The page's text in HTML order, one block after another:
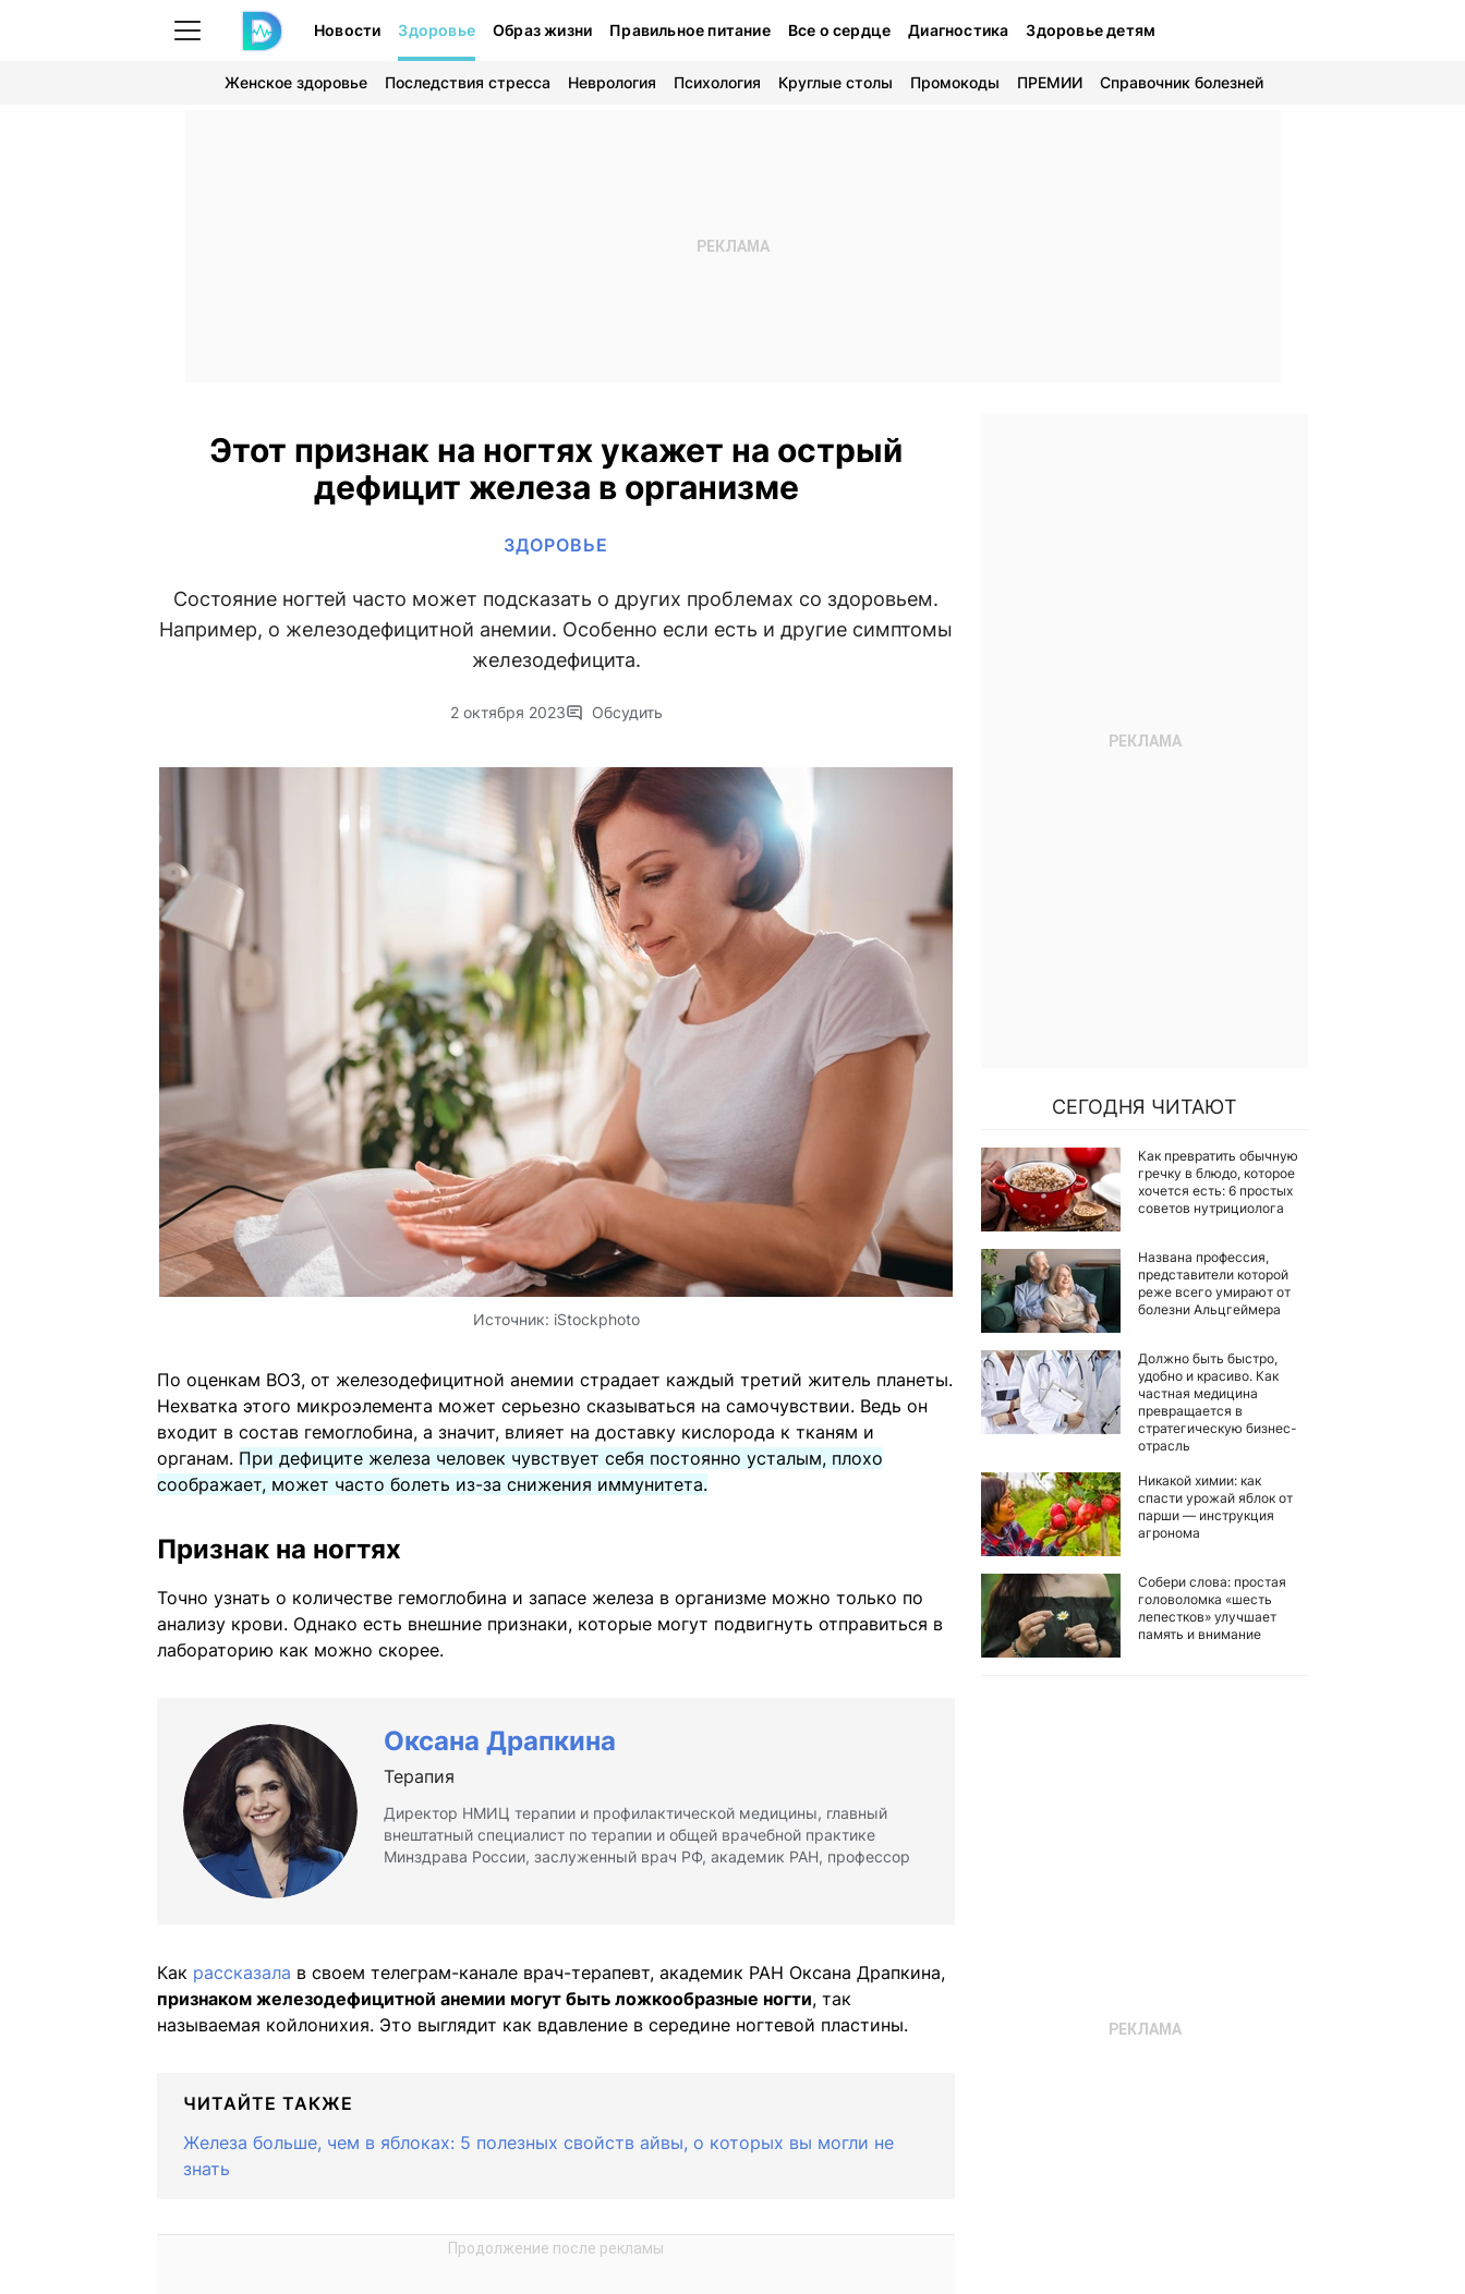
Новости Здоровье Образ жизни Правильное питание Все о сердце Диагностика Здоровье детям
Женское здоровье Последствия стресса Неврология Психология Круглые столы Промокоды ПРЕМИИ Справочник болезней
Этот признак на ногтях укажет на острый
дефицит железа в организме
ЗДОРОВЬЕ
Состояние ногтей часто может подсказать о других проблемах со здоровьем.
Например, о железодефицитной анемии. Особенно если есть и другие симптомы
железодефицита.
2 октября 2023 Обсудить
Источник: iStockphoto
По оценкам ВОЗ, от железодефицитной анемии страдает каждый третий житель планеты.
Нехватка этого микроэлемента может серьезно сказываться на самочувствии. Ведь он
входит в состав гемоглобина, а значит, влияет на доставку кислорода к тканям и
органам. При дефиците железа человек чувствует себя постоянно усталым, плохо
соображает, может часто болеть из-за снижения иммунитета.
Признак на ногтях
Точно узнать о количестве гемоглобина и запасе железа в организме можно только по
анализу крови. Однако есть внешние признаки, которые могут подвигнуть отправиться в
лабораторию как можно скорее.
Оксана Драпкина
Терапия
Директор НМИЦ терапии и профилактической медицины, главный
внештатный специалист по терапии и общей врачебной практике
Минздрава России, заслуженный врач РФ, академик РАН, профессор
Как рассказала в своем телеграм-канале врач-терапевт, академик РАН Оксана Драпкина,
признаком железодефицитной анемии могут быть ложкообразные ногти, так
называемая койлонихия. Это выглядит как вдавление в середине ногтевой пластины.
ЧИТАЙТЕ ТАКЖЕ
Железа больше, чем в яблоках: 5 полезных свойств айвы, о которых вы могли не
знать
СЕГОДНЯ ЧИТАЮТ
Как превратить обычную
гречку в блюдо, которое
хочется есть: 6 простых
советов нутрициолога
Названа профессия,
представители которой
реже всего умирают от
болезни Альцгеймера
Должно быть быстро,
удобно и красиво. Как
частная медицина
превращается в
стратегическую бизнес-
отрасль
Никакой химии: как
спасти урожай яблок от
парши — инструкция
агронома
Собери слова: простая
головоломка «шесть
лепестков» улучшает
память и внимание